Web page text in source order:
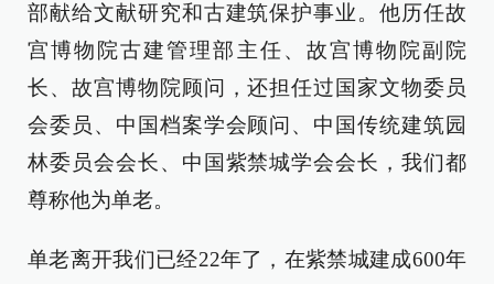
部献给文献研究和古建筑保护事业。他历任故
宫博物院古建管理部主任、故宫博物院副院
长、故宫博物院顾问，还担任过国家文物委员
会委员、中国档案学会顾问、中国传统建筑园
林委员会会长、中国紫禁城学会会长，我们都
尊称他为单老。
单老离开我们已经22年了，在紫禁城建成600年